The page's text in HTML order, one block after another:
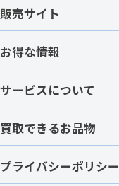
販売サイト
お得な情報
サービスについて
買取できるお品物
プライバシーポリシー